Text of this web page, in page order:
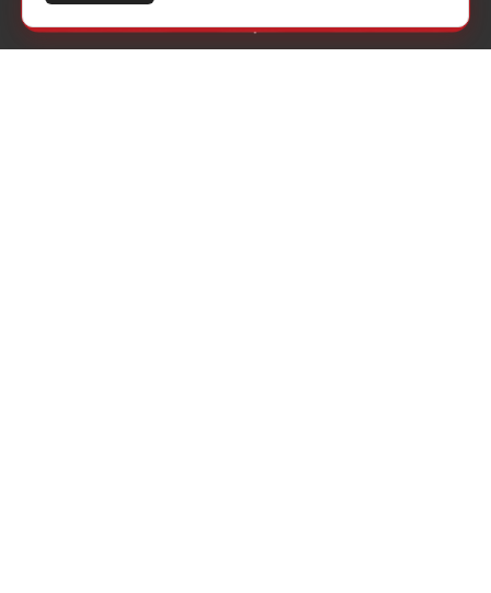
О КОМПАНИИ АКЦИИ КАК КУПИТЬ